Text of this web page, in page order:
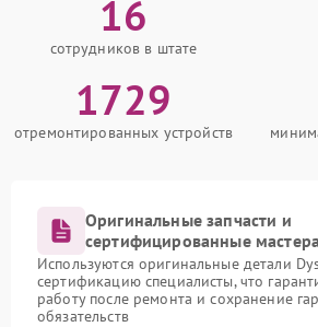
16
сотрудников в штате
1729
отремонтированных устройств
Оригинальные запчасти и
сертифицированные
Используются оригинальные детали
сертификацию специалисты, что
работу после ремонта и сохранение
обязательств